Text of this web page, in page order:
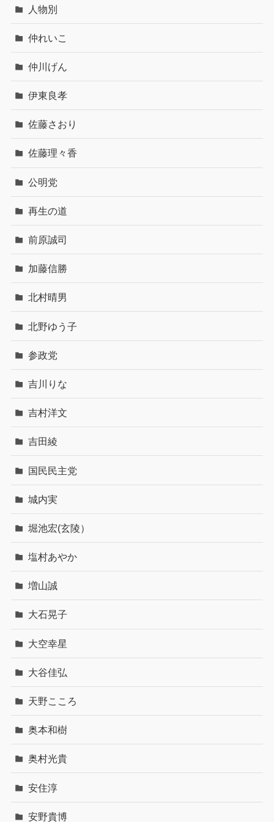
人物別
仲れいこ
仲川げん
伊東良孝
佐藤さおり
佐藤理々香
公明党
再生の道
前原誠司
加藤信勝
北村晴男
北野ゆう子
参政党
吉川りな
吉村洋文
吉田綾
国民民主党
城内実
堀池宏(玄陵）
塩村あやか
増山誠
大石晃子
大空幸星
大谷佳弘
天野こころ
奥本和樹
奥村光貴
安住淳
安野貴博